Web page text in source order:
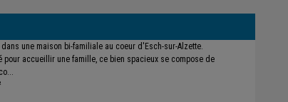
une maison bi-familiale au coeur d'Esch-sur-Alzette.
pour accueillir une famille, ce bien spacieux se compose de